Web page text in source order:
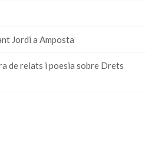
Jordi a Amposta
de relats i poesia sobre Drets